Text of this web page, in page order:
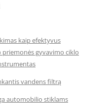
kaip efektyvus
gyvavimo ciklo
vandens filtrą
automobilio stiklams